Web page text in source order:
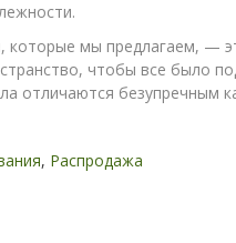
которые мы предлагаем, —
чтобы все было
отличаются
, Распродажа